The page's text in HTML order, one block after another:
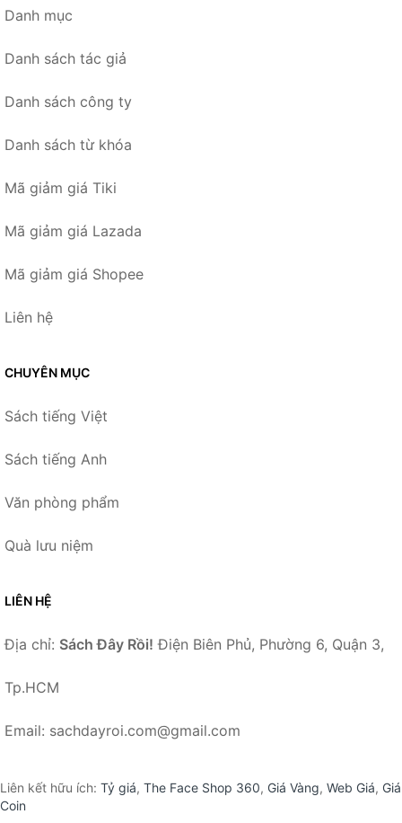
Danh mục
Danh sách tác giả
Danh sách công ty
Danh sách từ khóa
Mã giảm giá Tiki
Mã giảm giá Lazada
Mã giảm giá Shopee
Liên hệ
CHUYÊN MỤC
Sách tiếng Việt
Sách tiếng Anh
Văn phòng phẩm
Quà lưu niệm
LIÊN HỆ
Địa chỉ: Sách Đây Rồi! Điện Biên Phủ, Phường 6, Quận 3,
Tp.HCM
Email: sachdayroi.com@gmail.com
Liên kết hữu ích: Tỷ giá, The Face Shop 360, Giá Vàng, Web Giá, Giá
Coin